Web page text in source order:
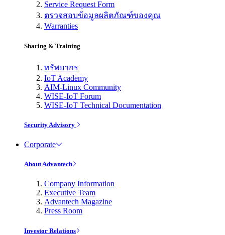
Service Request Form
ตรวจสอบข้อมูลผลิตภัณฑ์ของคุณ
Warranties
Sharing & Training
ทรัพยากร
IoT Academy
AIM-Linux Community
WISE-IoT Forum
WISE-IoT Technical Documentation
Security Advisory
Corporate
About Advantech
Company Information
Executive Team
Advantech Magazine
Press Room
Investor Relations